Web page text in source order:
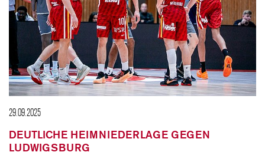
29.09.2025
DEUTLICHE HEIMNIEDERLAGE GEGEN
LUDWIGSBURG